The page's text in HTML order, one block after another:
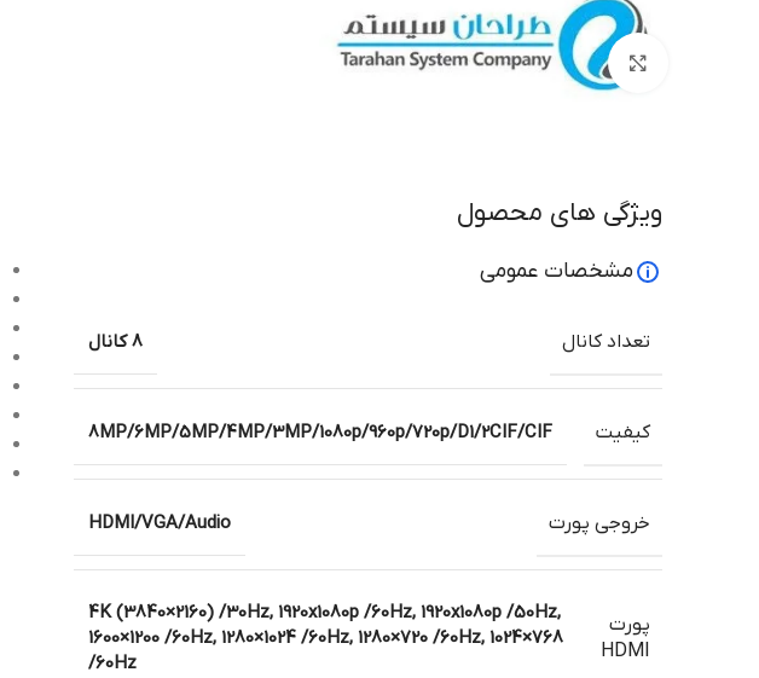
بزرگنمایی تصویر
ویژگی های محصول
مشخصات عمومی
تعداد کانال 8 کانال
کیفیت 8MP/6MP/5MP/4MP/3MP/1080p/960p/720p/D1/2CIF/CIF
خروجی پورت HDMI/VGA/Audio
پورت
HDMI
4K (3840×2160) /30Hz, 1920x1080p /60Hz, 1920x1080p /50Hz,
1600×1200 /60Hz, 1280×1024 /60Hz, 1280×720 /60Hz, 1024×768
/60Hz